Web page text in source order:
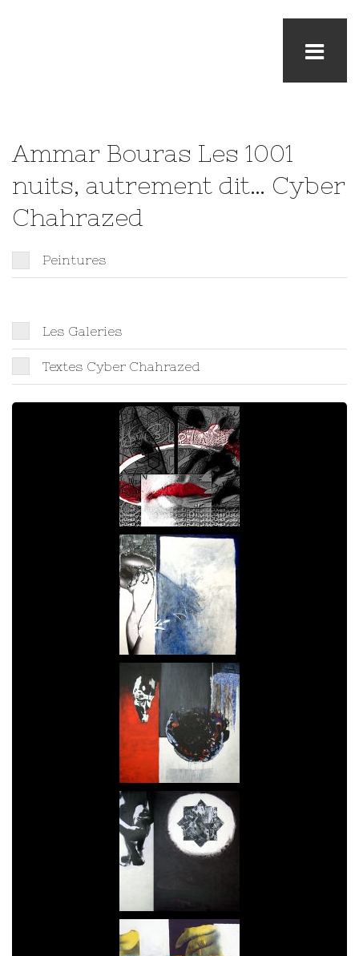
Ammar Bouras Les 1001
nuits, autrement dit… Cyber
Chahrazed
Peintures
Les Galeries
Textes Cyber Chahrazed